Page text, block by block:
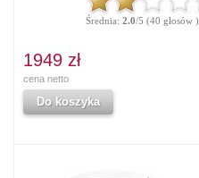
Średnia: 2.0/5 (40 głosów )
1949 zł
cena netto
Do koszyka